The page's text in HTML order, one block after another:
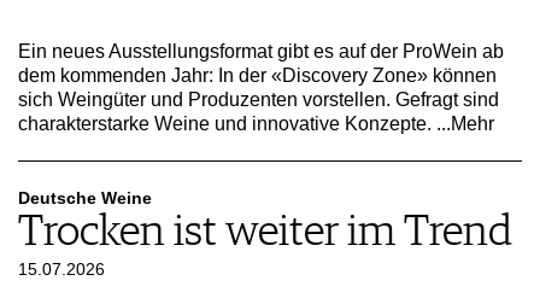
Ein neues Ausstellungsformat gibt es auf der ProWein ab
dem kommenden Jahr: In der «Discovery Zone» können
sich Weingüter und Produzenten vorstellen. Gefragt sind
charakterstarke Weine und innovative Konzepte. ...Mehr
Deutsche Weine
Trocken ist weiter im Trend
15.07.2026